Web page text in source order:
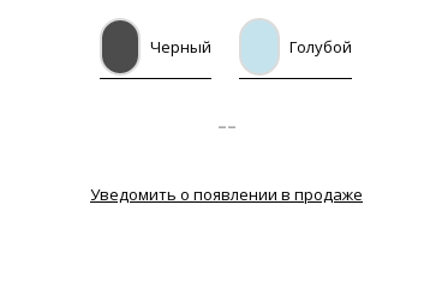
Черный Голубой
--
Уведомить о появлении в продаже